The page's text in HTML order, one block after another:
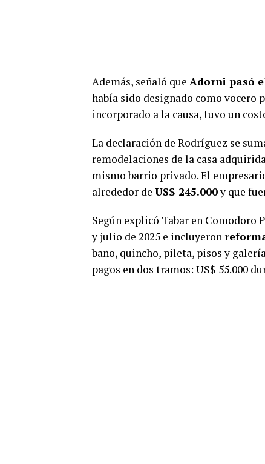
Además, señaló que Adorni pasó
había sido designado como vocero
incorporado a la causa, tuvo un
La declaración de Rodríguez se
remodelaciones de la casa
mismo barrio privado. El
alrededor de US$ 245.000y que
Según explicó Tabar en Comodoro
y julio de 2025 e incluyeron
baño, quincho, pileta, pisos y
pagos en dos tramos: US$ 55.000